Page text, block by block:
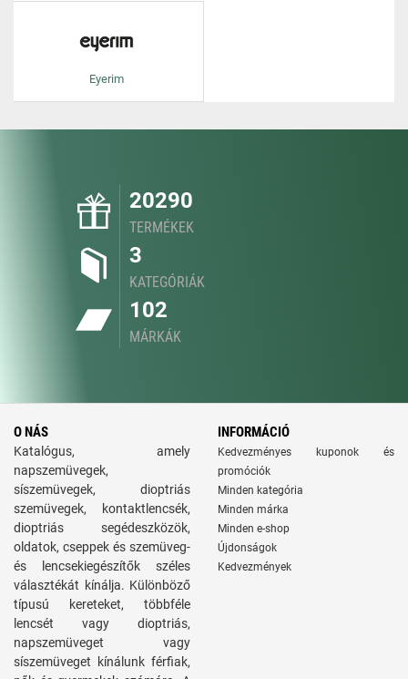
Eyerim
20290
TERMÉKEK
3
KATEGÓRIÁK
102
MÁRKÁK
O NÁS
Katalógus, amely
napszemüvegek,
síszemüvegek, dioptriás
szemüvegek, kontaktlencsék,
dioptriás segédeszközök,
oldatok, cseppek és szemüveg-
és lencsekiegészítők széles
választékát kínálja. Különböző
típusú kereteket, többféle
lencsét vagy dioptriás,
napszemüveget vagy
síszemüveget kínálunk férfiak,
INFORMÁCIÓ
Kedvezményes kuponok és
promóciók
Minden kategória
Minden márka
Minden e-shop
Újdonságok
Kedvezmények